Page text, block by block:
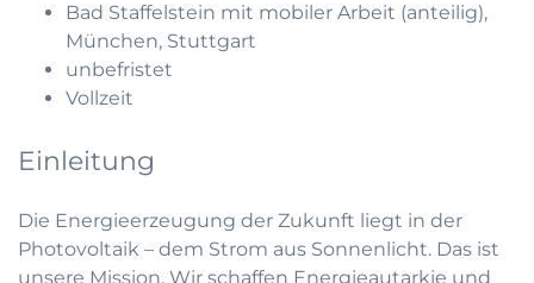
Bad Staffelstein mit mobiler Arbeit (anteilig),
München, Stuttgart
unbefristet
Vollzeit
Einleitung
Die Energieerzeugung der Zukunft liegt in der
Photovoltaik – dem Strom aus Sonnenlicht. Das ist
unsere Mission. Wir schaffen Energieautarkie und